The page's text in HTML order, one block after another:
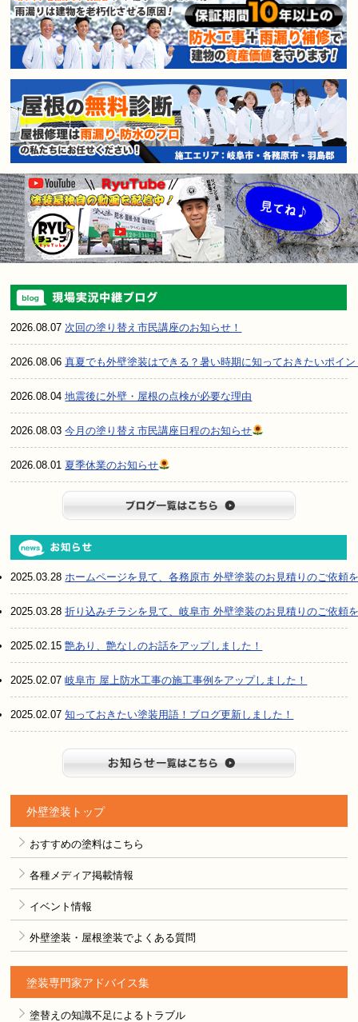
2026.08.07次回の塗り替え市民講座のお知らせ！
2026.08.06真夏でも外壁塗装はできる？暑い時期に知っておきたいポイン
2026.08.04地震後に外壁・屋根の点検が必要な理由
2026.08.03今月の塗り替え市民講座日程のお知らせ
2026.08.01 夏季休業のお知らせ
2025.03.28ホームページを見て、各務原市 外壁塗装のお見積りのご依頼
2025.03.28折り込みチラシを見て、岐阜市 外壁塗装のお見積りのご依頼
2025.02.15艶あり、艶なしのお話をアップしました！
2025.02.07岐阜市 屋上防水工事の施工事例をアップしました！
2025.02.07知っておきたい塗装用語！ブログ更新しました！
外壁塗装トップ
おすすめの塗料はこちら
各種メディア掲載情報
イベント情報
外壁塗装・屋根塗装でよくある質問
塗装専門家アドバイス集
塗替えの知識不足によるトラブル